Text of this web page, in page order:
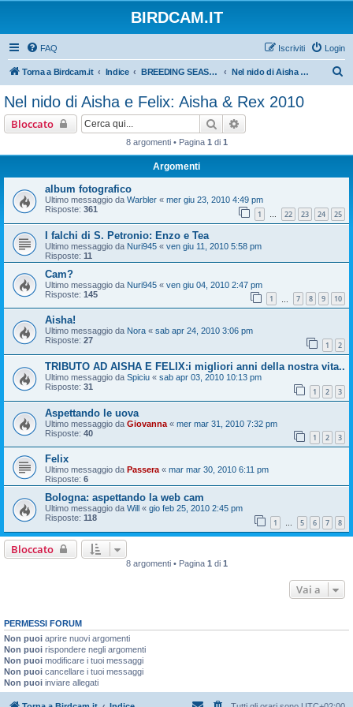
BIRDCAM.IT
FAQ Login
Iscriviti
Torna a Birdcam.it Indice BREEDING SEASON 2010 Nel nido di Aisha e Felix: Aisha & Rex 2010
Nel nido di Aisha e Felix: Aisha & Rex 2010
Bloccato Cerca
8 argomenti • Pagina 1 di 1
Argomenti
album fotografico
Ultimo messaggio da Warbler « mer giu 23, 2010 4:49 pm
Risposte: 361 1 … 22 23 24 25
I falchi di S. Petronio: Enzo e Tea
Ultimo messaggio da Nuri945 « ven giu 11, 2010 5:58 pm
Risposte: 11
Cam?
Ultimo messaggio da Nuri945 « ven giu 04, 2010 2:47 pm
Risposte: 145 1 7 8 9 10
Aisha!
Ultimo messaggio da Nora « sab apr 24, 2010 3:06 pm
Risposte: 27 1 2
TRIBUTO AD AISHA E FELIX:i migliori anni della nostra vita..
Ultimo messaggio da Spiciu « sab apr 03, 2010 10:13 pm
Risposte: 31 1 2 3
Aspettando le uova
Ultimo messaggio da Giovanna « mer mar 31, 2010 7:32 pm
Risposte: 40 1 2 3
Felix
Ultimo messaggio da Passera « mar mar 30, 2010 6:11 pm
Risposte: 6
Bologna: aspettando la web cam
Ultimo messaggio da Will « gio feb 25, 2010 2:45 pm
Risposte: 118 1 … 5 6 7 8
Bloccato
8 argomenti • Pagina 1 di 1
Vai a
PERMESSI FORUM
Non puoi aprire nuovi argomenti
Non puoi rispondere negli argomenti
Non puoi modificare i tuoi messaggi
Non puoi cancellare i tuoi messaggi
Non puoi inviare allegati